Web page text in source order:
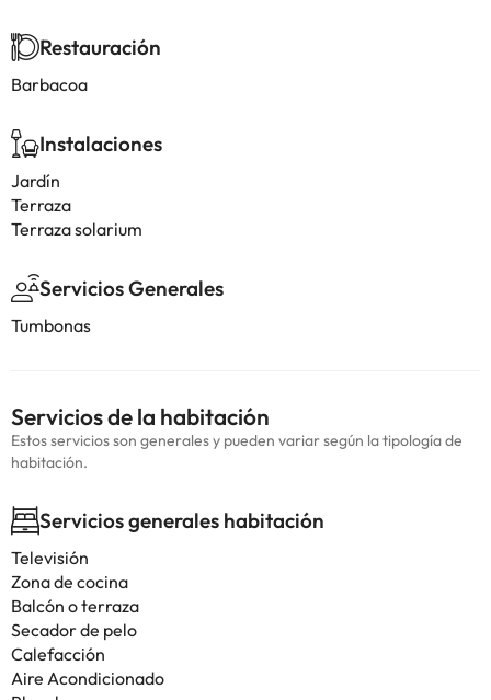
Restauración
Barbacoa
Instalaciones
Jardín
Terraza
Terraza solarium
Servicios Generales
Tumbonas
Servicios de la habitación
Estos servicios son generales y pueden variar según la tipología de
habitación.
Servicios generales habitación
Televisión
Zona de cocina
Balcón o terraza
Secador de pelo
Calefacción
Aire Acondicionado